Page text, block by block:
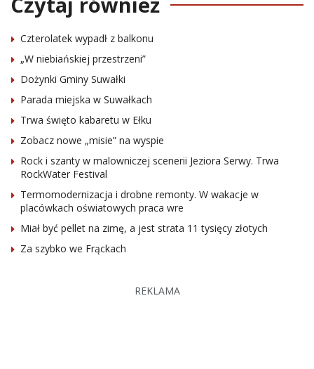
Czterolatek wypadł z balkonu
„W niebiańskiej przestrzeni”
Dożynki Gminy Suwałki
Parada miejska w Suwałkach
Trwa święto kabaretu w Ełku
Zobacz nowe „misie” na wyspie
Rock i szanty w malowniczej scenerii Jeziora Serwy. Trwa
RockWater Festival
Termomodernizacja i drobne remonty. W wakacje w
placówkach oświatowych praca wre
Miał być pellet na zimę, a jest strata 11 tysięcy złotych
Za szybko we Frąckach
REKLAMA